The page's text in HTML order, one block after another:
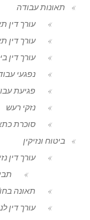
תאונות עבודה
עורך דין
עורך דין
עורך דין
נפגעי
פגיעת
נזקי רעש
סוכרת
ביטוח ונזיקין
עורך דין
תאונה
עורך דין